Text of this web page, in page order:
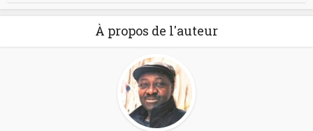
À propos de l'auteur